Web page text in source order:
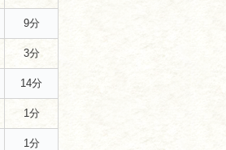
9分
3分
14分
1分
1分